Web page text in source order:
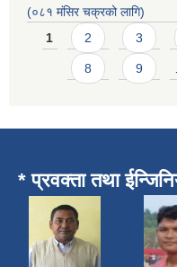
(०८१ मंसिर चक्रको लागि)
Pages
1 2 3
8 9
* प्रवक्ता तथा